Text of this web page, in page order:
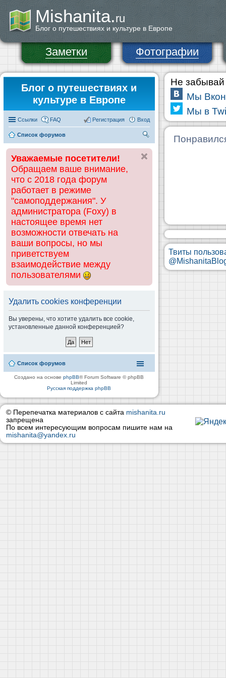
Mishanita.ru
Блог о путешествиях и культуре в Европе
Заметки Фотографии
Блог о путешествиях и
культуре в Европе
Ссылки FAQ Вход
Регистрация
Список форумов
ск
Уважаемые посетители!
Обращаем ваше внимание,
что с 2018 года форум
работает в режиме
"самоподдержания". У
администратора (Foxy) в
настоящее время нет
возможности отвечать на
ваши вопросы, но мы
приветствуем
взаимодействие между
пользователями
Удалить cookies конференции
Вы уверены, что хотите удалить все cookie,
установленные данной конференцией?
Список форумов
Создано на основеphpBB® Forum Software © phpBB
Limited
Русская поддержка phpBB
Не забывай
Мы
Мы в
Твиты
© Перепечатка материалов с сайта mishanita.ru
запрещена
По всем интересующим вопросам пишите нам на
mishanita@yandex.ru